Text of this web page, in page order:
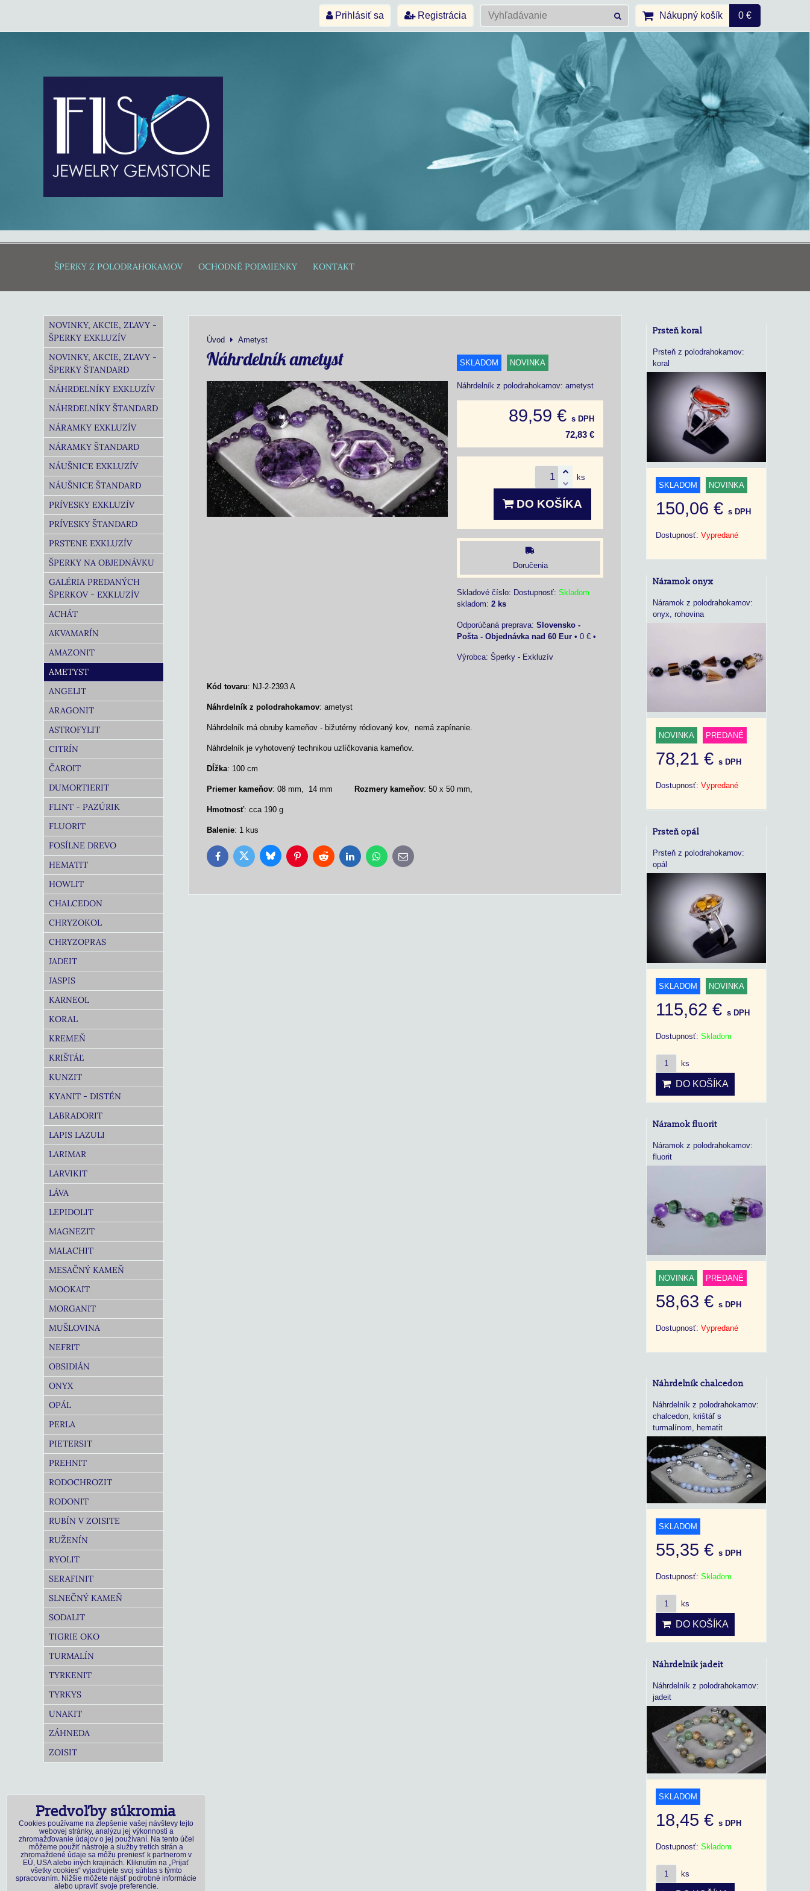
Prihlásiť sa Registrácia Nákupný košík 0 €
ŠPERKY Z POLODRAHOKAMOV OCHODNÉ PODMIENKY KONTAKT
Úvod Ametyst
Náhrdelník ametyst SKLADOM NOVINKA
Náhrdelník z polodrahokamov: ametyst
89,59 € s DPH
72,83 €
ks
DO KOŠÍKA
Doručenia
Skladové číslo: Dostupnosť: Skladom
skladom: 2 ks
Slovensko -
Pošta - Objednávka nad 60 Eur • 0 € •
Výrobca: Šperky - Exkluzív
Kód tovaru: NJ-2-2393 A
Náhrdelník z polodrahokamov: ametyst
Náhrdelník má obruby kameňov - bižutérny ródiovaný kov, nemá zapínanie.
Náhrdelník je vyhotovený technikou uzlíčkovania kameňov.
Dĺžka: 100 cm
Priemer kameňov: 08 mm, 14 mm Rozmery kameňov: 50 x 50 mm,
Hmotnosť: cca 190 g
Balenie: 1 kus
FacebookTwitter BlueskyPinterestReddit LinkedInWhatsApp
E-
mail
NOVINKY, AKCIE, ZĽAVY -
ŠPERKY EXKLUZÍV
NOVINKY, AKCIE, ZĽAVY -
ŠPERKY ŠTANDARD
NÁHRDELNÍKY EXKLUZÍV
NÁHRDELNÍKY ŠTANDARD
NÁRAMKY EXKLUZÍV
NÁRAMKY ŠTANDARD
NÁUŠNICE EXKLUZÍV
NÁUŠNICE ŠTANDARD
PRÍVESKY EXKLUZÍV
PRÍVESKY ŠTANDARD
PRSTENE EXKLUZÍV
ŠPERKY NA OBJEDNÁVKU
GALÉRIA PREDANÝCH
ŠPERKOV - EXKLUZÍV
ACHÁT
AKVAMARÍN
AMAZONIT
AMETYST
ANGELIT
ARAGONIT
ASTROFYLIT
CITRÍN
ČAROIT
DUMORTIERIT
FLINT - PAZÚRIK
FLUORIT
FOSÍLNE DREVO
HEMATIT
HOWLIT
CHALCEDON
CHRYZOKOL
CHRYZOPRAS
JADEIT
JASPIS
KARNEOL
KORAL
KREMEŇ
KRIŠTÁĽ
KUNZIT
KYANIT - DISTÉN
LABRADORIT
LAPIS LAZULI
LARIMAR
LARVIKIT
LÁVA
LEPIDOLIT
MAGNEZIT
MALACHIT
MESAČNÝ KAMEŇ
MOOKAIT
MORGANIT
MUŠLOVINA
NEFRIT
OBSIDIÁN
ONYX
OPÁL
PERLA
PIETERSIT
PREHNIT
RODOCHROZIT
RODONIT
RUBÍN V ZOISITE
RUŽENÍN
RYOLIT
SERAFINIT
SLNEČNÝ KAMEŇ
SODALIT
TIGRIE OKO
TURMALÍN
TYRKENIT
TYRKYS
UNAKIT
ZÁHNEDA
ZOISIT
Prsteň koral
Prsteň z polodrahokamov:
koral
SKLADOM NOVINKA
150,06 € s DPH
Dostupnosť: Vypredané
Náramok onyx
Náramok z polodrahokamov:
onyx, rohovina
NOVINKA PREDANÉ
78,21 € s DPH
Dostupnosť: Vypredané
Prsteň opál
Prsteň z polodrahokamov:
opál
SKLADOM NOVINKA
115,62 € s DPH
Dostupnosť: Skladom
ks
DO KOŠÍKA
Náramok fluorit
Náramok z polodrahokamov:
fluorit
NOVINKA PREDANÉ
58,63 € s DPH
Dostupnosť: Vypredané
Náhrdelník chalcedon
Náhrdelník z polodrahokamov:
chalcedon, krištáľ s
turmalínom, hematit
SKLADOM
55,35 € s DPH
Dostupnosť: Skladom
ks
DO KOŠÍKA
Náhrdelnik jadeit
Náhrdelník z polodrahokamov:
jadeit
SKLADOM
18,45 € s DPH
Dostupnosť: Skladom
ks
Predvoľby súkromia
Cookies používame na zlepšenie vašej návštevy tejto
webovej stránky, analýzu jej výkonnosti a
zhromažďovanie údajov o jej používaní. Na tento účel
môžeme použiť nástroje a služby tretích strán a
zhromaždené údaje sa môžu preniesť k partnerom v
EÚ, USA alebo iných krajinách. Kliknutím na „Prijať
všetky cookies“ vyjadrujete svoj súhlas s týmto
spracovaním. Nižšie môžete nájsť podrobné informácie
alebo upraviť svoje preferencie.